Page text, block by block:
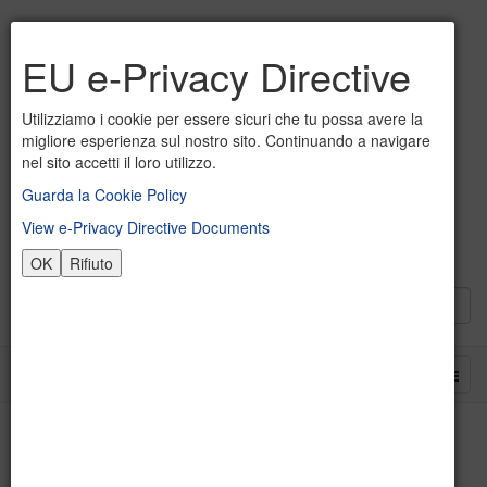
EU e-Privacy Directive
Utilizziamo i cookie per essere sicuri che tu possa avere la
migliore esperienza sul nostro sito. Continuando a navigare
nel sito accetti il loro utilizzo.
Guarda la Cookie Policy
View e-Privacy Directive Documents
OK
Rifiuto